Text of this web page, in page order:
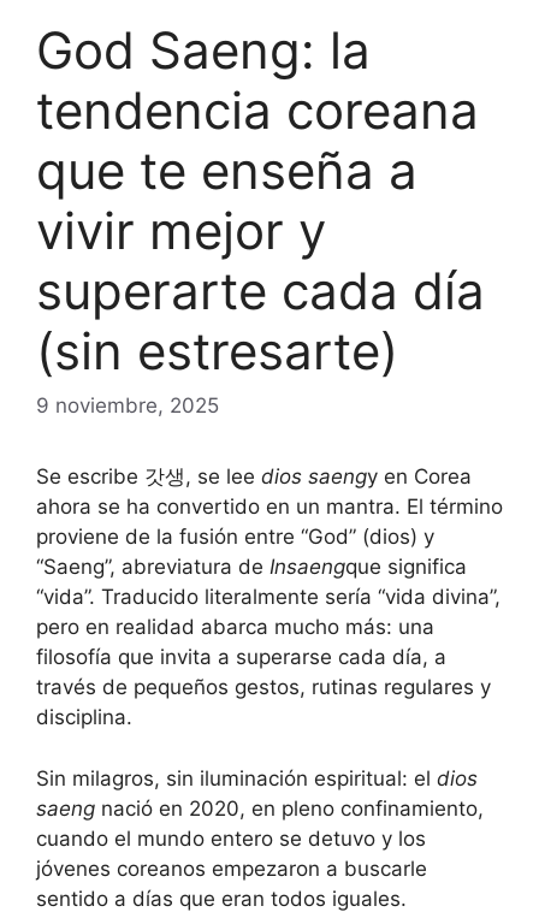
God Saeng: la
tendencia coreana
que te enseña a
vivir mejor y
superarte cada día
(sin estresarte)
9 noviembre, 2025
Se escribe 갓생, se lee dios saengy en Corea
ahora se ha convertido en un mantra. El término
proviene de la fusión entre “God” (dios) y
“Saeng”, abreviatura de Insaengque significa
“vida”. Traducido literalmente sería “vida divina”,
pero en realidad abarca mucho más: una
filosofía que invita a superarse cada día, a
través de pequeños gestos, rutinas regulares y
disciplina.
Sin milagros, sin iluminación espiritual: el dios
saeng nació en 2020, en pleno confinamiento,
cuando el mundo entero se detuvo y los
jóvenes coreanos empezaron a buscarle
sentido a días que eran todos iguales.